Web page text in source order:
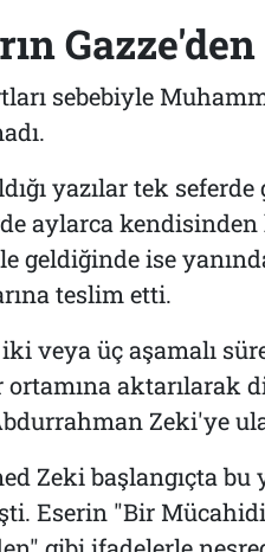
Gazze'den
sebebiyle
yazılar tek
aylarca kendisinden
geldiğinde ise
teslim etti.
veya üç aşamalı
aktarılarak
Zeki'ye
Zeki başlangıçta bu
Eserin "Bir